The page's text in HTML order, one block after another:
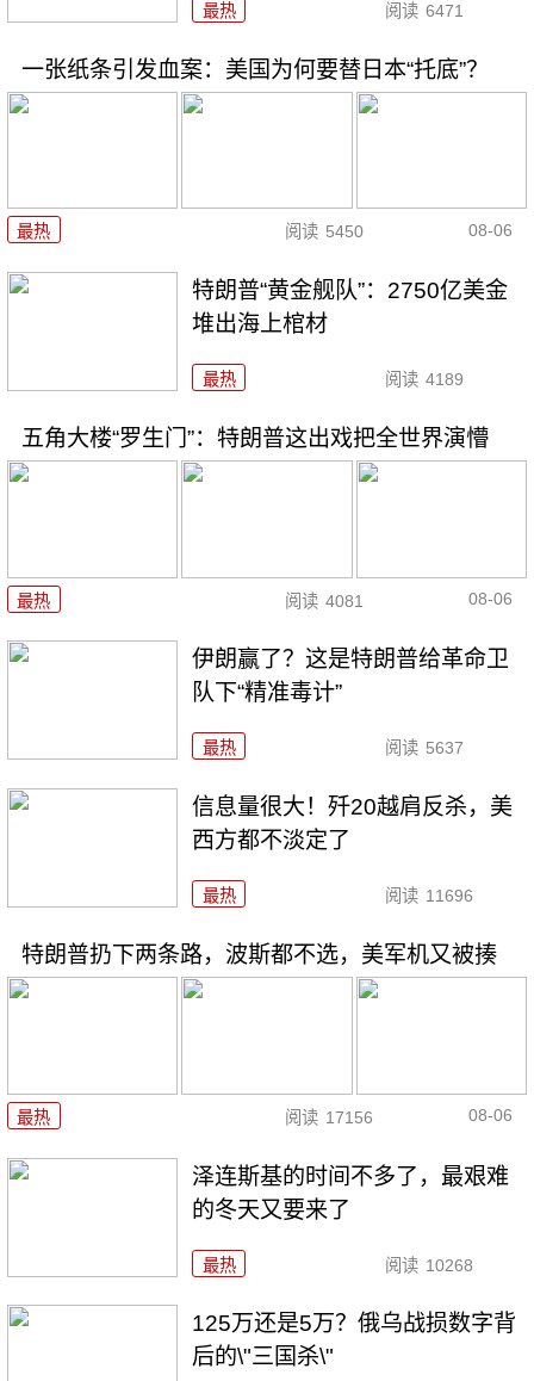
最热 阅读 6471
一张纸条引发血案：美国为何要替日本“托底”？
最热 阅读 5450 08-06
特朗普“黄金舰队”：2750亿美金
堆出海上棺材
最热 阅读 4189
五角大楼“罗生门”：特朗普这出戏把全世界演懵
最热 阅读 4081 08-06
伊朗赢了？这是特朗普给革命卫
队下“精准毒计”
最热 阅读 5637
信息量很大！歼20越肩反杀，美
西方都不淡定了
最热 阅读 11696
特朗普扔下两条路，波斯都不选，美军机又被揍
最热 阅读 17156 08-06
泽连斯基的时间不多了，最艰难
的冬天又要来了
最热 阅读 10268
125万还是5万？俄乌战损数字背
后的\"三国杀\"